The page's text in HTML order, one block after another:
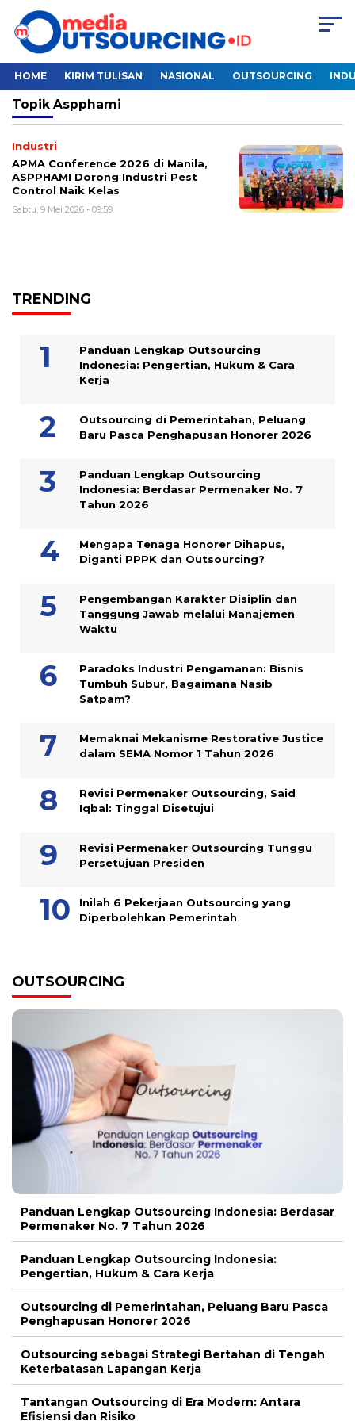
HOME KIRIM TULISAN NASIONAL OUTSOURCING
Topik Aspphami
Industri
APMA Conference 2026 di Manila,
ASPPHAMI Dorong Industri Pest
Control Naik Kelas
Sabtu, 9 Mei 2026 - 09:59
TRENDING
Panduan Lengkap Outsourcing
Indonesia: Pengertian, Hukum & Cara
Kerja
Outsourcing di Pemerintahan, Peluang
Baru Pasca Penghapusan Honorer 2026
Panduan Lengkap Outsourcing
Indonesia: Berdasar Permenaker No. 7
Tahun 2026
Mengapa Tenaga Honorer Dihapus,
Diganti PPPK dan Outsourcing?
Pengembangan Karakter Disiplin dan
Tanggung Jawab melalui Manajemen
Waktu
Paradoks Industri Pengamanan: Bisnis
Tumbuh Subur, Bagaimana Nasib
Satpam?
Memaknai Mekanisme Restorative Justice
dalam SEMA Nomor 1 Tahun 2026
Revisi Permenaker Outsourcing, Said
Iqbal: Tinggal Disetujui
Revisi Permenaker Outsourcing Tunggu
Persetujuan Presiden
Inilah 6 Pekerjaan Outsourcing yang
Diperbolehkan Pemerintah
OUTSOURCING
Panduan Lengkap Outsourcing Indonesia: Berdasar
Permenaker No. 7 Tahun 2026
Panduan Lengkap Outsourcing Indonesia:
Pengertian, Hukum & Cara Kerja
Outsourcing di Pemerintahan, Peluang Baru Pasca
Penghapusan Honorer 2026
Outsourcing sebagai Strategi Bertahan di Tengah
Keterbatasan Lapangan Kerja
Tantangan Outsourcing di Era Modern: Antara
Efisiensi dan Risiko